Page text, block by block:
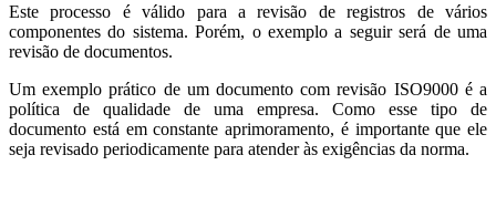
Este processo é válido para a revisão de registros de vários
componentes do sistema. Porém, o exemplo a seguir será de uma
revisão de documentos.
Um exemplo prático de um documento com revisão ISO9000 é a
política de qualidade de uma empresa. Como esse tipo de
documento está em constante aprimoramento, é importante que ele
seja revisado periodicamente para atender às exigências da norma.